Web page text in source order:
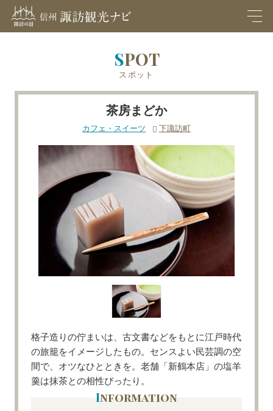
EN
SPOT
スポット
茶房まどか
カフェ・スイーツ 下諏訪町
格子造りの佇まいは、古文書などをもとに江戸時代
の旅籠をイメージしたもの。センスよい民芸調の空
間で、オツなひとときを。老舗「新鶴本店」の塩羊
羹は抹茶との相性ぴったり。
Information